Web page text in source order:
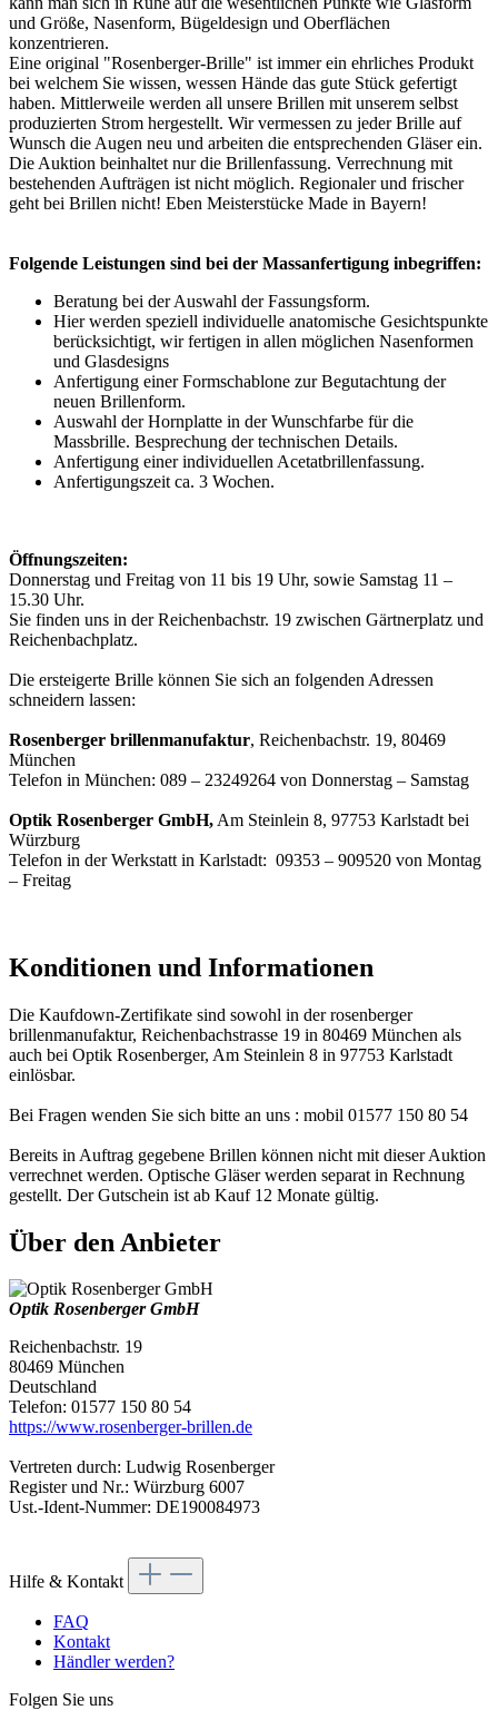
und Größe, Nasenform, Bügeldesign und Oberflächen
konzentrieren.
Eine original "Rosenberger-Brille" ist immer ein ehrliches Produkt
bei welchem Sie wissen, wessen Hände das gute Stück gefertigt
haben. Mittlerweile werden all unsere Brillen mit unserem selbst
produzierten Strom hergestellt. Wir vermessen zu jeder Brille auf
Wunsch die Augen neu und arbeiten die entsprechenden Gläser ein.
Die Auktion beinhaltet nur die Brillenfassung. Verrechnung mit
bestehenden Aufträgen ist nicht möglich. Regionaler und frischer
geht bei Brillen nicht! Eben Meisterstücke Made in Bayern!
Folgende Leistungen sind bei der Massanfertigung inbegriffen:
Beratung bei der Auswahl der Fassungsform.
Hier werden speziell individuelle anatomische Gesichtspunkte
berücksichtigt, wir fertigen in allen möglichen Nasenformen
und Glasdesigns
Anfertigung einer Formschablone zur Begutachtung der
neuen Brillenform.
Auswahl der Hornplatte in der Wunschfarbe für die
Massbrille. Besprechung der technischen Details.
Anfertigung einer individuellen Acetatbrillenfassung.
Anfertigungszeit ca. 3 Wochen.
Öffnungszeiten:
Donnerstag und Freitag von 11 bis 19 Uhr, sowie Samstag 11 –
15.30 Uhr.
Sie finden uns in der Reichenbachstr. 19 zwischen Gärtnerplatz und
Reichenbachplatz.
Die ersteigerte Brille können Sie sich an folgenden Adressen
schneidern lassen:
Rosenberger brillenmanufaktur, Reichenbachstr. 19, 80469
München
Telefon in München: 089 – 23249264 von Donnerstag – Samstag
Optik Rosenberger GmbH, Am Steinlein 8, 97753 Karlstadt bei
Würzburg
Telefon in der Werkstatt in Karlstadt: 09353 – 909520 von Montag
– Freitag
Konditionen und Informationen
Die Kaufdown-Zertifikate sind sowohl in der rosenberger
brillenmanufaktur, Reichenbachstrasse 19 in 80469 München als
auch bei Optik Rosenberger, Am Steinlein 8 in 97753 Karlstadt
einlösbar.
Bei Fragen wenden Sie sich bitte an uns : mobil 01577 150 80 54
Bereits in Auftrag gegebene Brillen können nicht mit dieser Auktion
verrechnet werden. Optische Gläser werden separat in Rechnung
gestellt. Der Gutschein ist ab Kauf 12 Monate gültig.
Über den Anbieter
Optik Rosenberger GmbH
Reichenbachstr. 19
80469 München
Deutschland
Telefon: 01577 150 80 54
https://www.rosenberger-brillen.de
Vertreten durch: Ludwig Rosenberger
Register und Nr.: Würzburg 6007
Ust.-Ident-Nummer: DE190084973
Hilfe & Kontakt
FAQ
Kontakt
Händler werden?
Folgen Sie uns